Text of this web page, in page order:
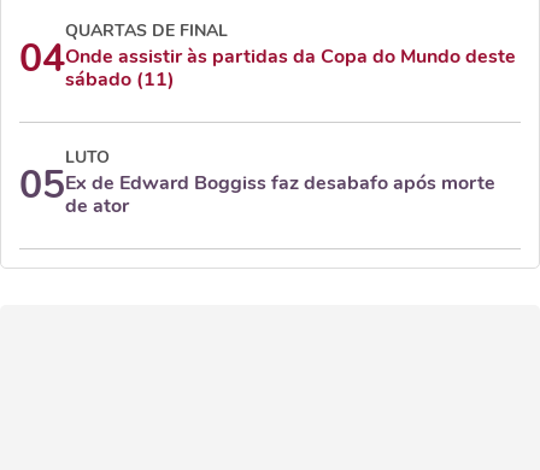
04
QUARTAS DE FINAL
Onde assistir às partidas da Copa do Mundo deste
sábado (11)
05
LUTO
Ex de Edward Boggiss faz desabafo após morte
de ator